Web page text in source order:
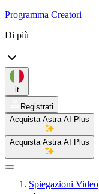
Programma Creatori
Di più
it
Registrati
Acquista Astra AI Plus
Acquista Astra AI Plus
Spiegazioni Video